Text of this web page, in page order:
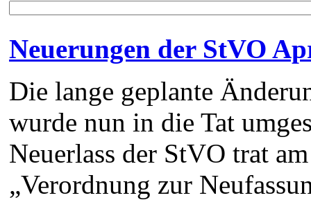
Neuerungen der StVO
Die lange geplante
wurde nun in die Tat
Neuerlass der StVO trat
„Verordnung zur